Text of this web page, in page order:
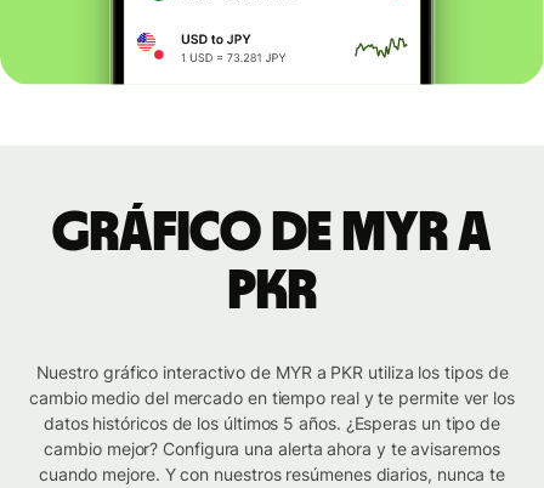
Gráfico de MYR a
PKR
Nuestro gráfico interactivo de MYR a PKR utiliza los tipos de
cambio medio del mercado en tiempo real y te permite ver los
datos históricos de los últimos 5 años. ¿Esperas un tipo de
cambio mejor? Configura una alerta ahora y te avisaremos
cuando mejore. Y con nuestros resúmenes diarios, nunca te